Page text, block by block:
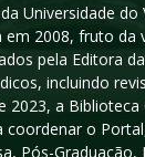
Universidade do
em 2008, fruto da
pela Editora
incluindo
2023, a Biblioteca
coordenar o
Pós-Graduação,